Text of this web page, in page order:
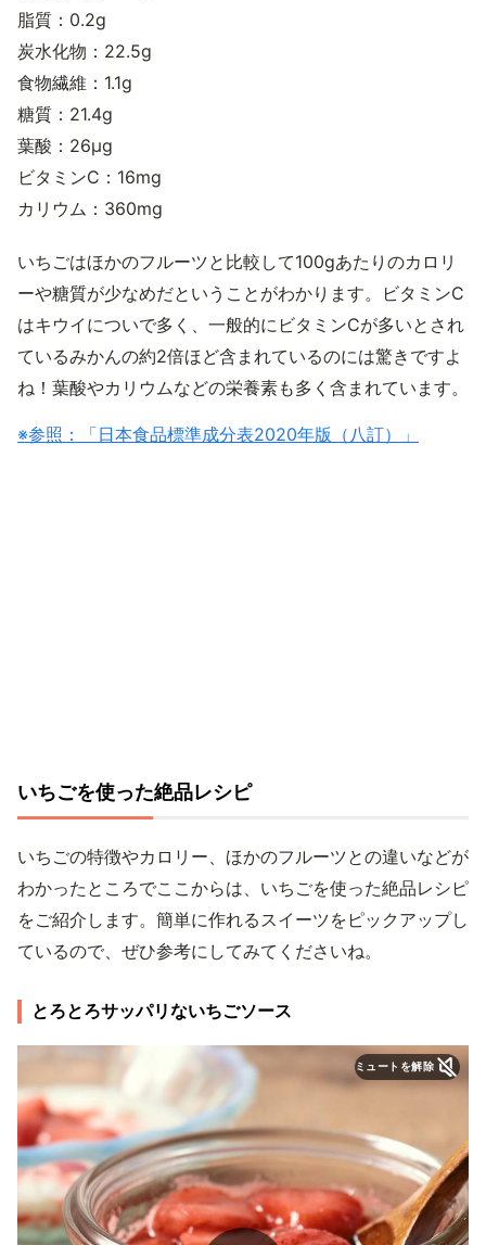
脂質：0.2g
炭水化物：22.5g
食物繊維：1.1g
糖質：21.4g
葉酸：26μg
ビタミンC：16mg
カリウム：360mg
いちごはほかのフルーツと比較して100gあたりのカロリ
ーや糖質が少なめだということがわかります。ビタミンC
はキウイについで多く、一般的にビタミンCが多いとされ
ているみかんの約2倍ほど含まれているのには驚きですよ
ね！葉酸やカリウムなどの栄養素も多く含まれています。
※参照：「日本食品標準成分表2020年版（八訂）」
いちごを使った絶品レシピ
いちごの特徴やカロリー、ほかのフルーツとの違いなどが
わかったところでここからは、いちごを使った絶品レシピ
をご紹介します。簡単に作れるスイーツをピックアップし
ているので、ぜひ参考にしてみてくださいね。
とろとろサッパリないちごソース
ミュートを解除